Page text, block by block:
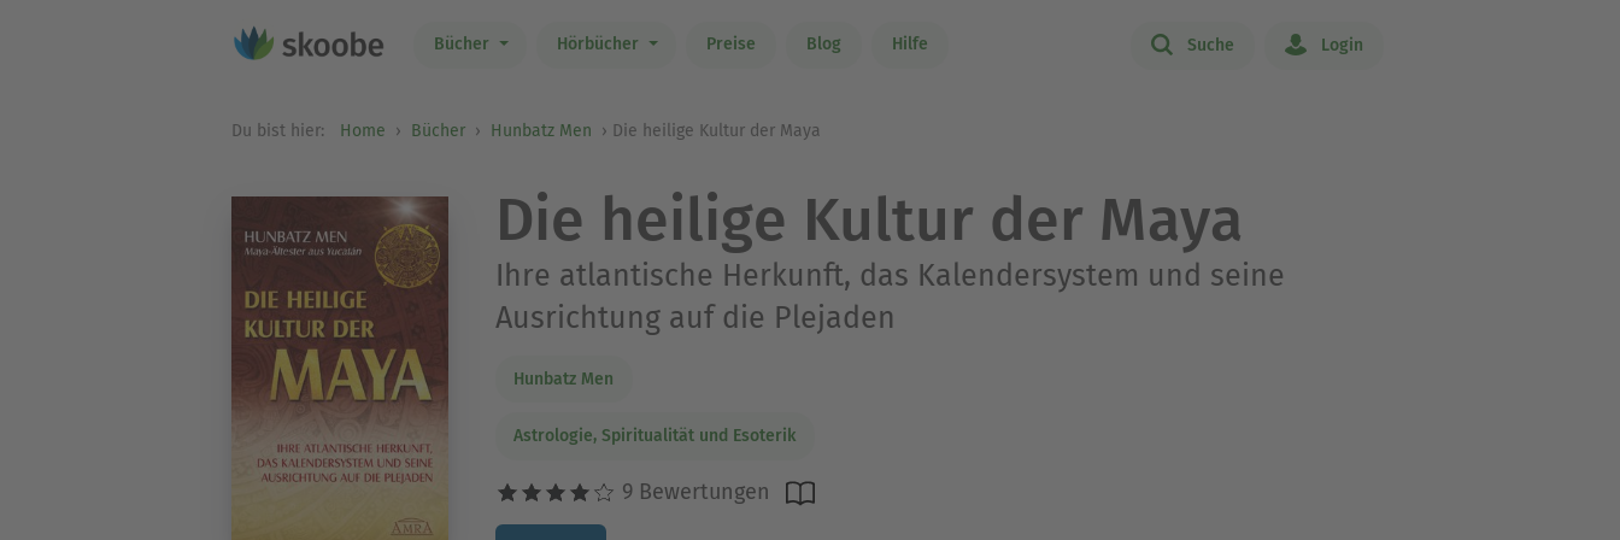
Bücher Hörbücher Preise Blog Hilfe Suche Login
Du bist hier: Home Bücher Hunbatz Men Die heilige Kultur der Maya
Die heilige Kultur der Maya
Ihre atlantische Herkunft, das Kalendersystem und seine
Ausrichtung auf die Plejaden
Hunbatz Men
Astrologie, Spiritualität und Esoterik
9 Bewertungen